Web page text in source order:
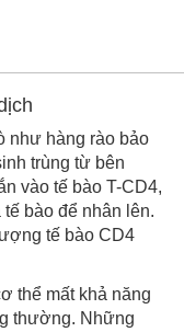
như hàng rào bảo
trùng từ bên
vào tế bào T-CD4,
bào để nhân lên.
tế bào CD4
thể mất khả năng
thường. Những